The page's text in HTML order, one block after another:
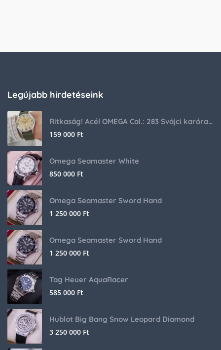
Legújabb hirdetéseink
Ritkaság! Acél OMEGA Cal.: 283 Svájci karóra 1953-ból!
159 000 Ft
Omega Seamaster White
850 000 Ft
Omega Seamaster Sword Hand
1 250 000 Ft
Omega Seamaster Sword Hand
1 250 000 Ft
Tag Heuer AquaRacer
585 000 Ft
Hublot Big Bang Snow Leopard Diamond
3 250 000 Ft